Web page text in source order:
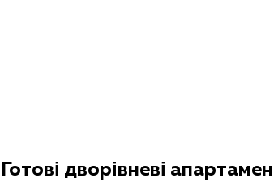
Готові дворівневі